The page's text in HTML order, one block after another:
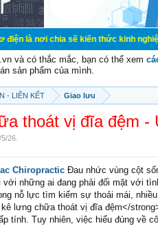
chia sẽ kiến thức kinh nghiệm
và có thắc mắc, bạn có thể xem
sản phẩm của mình.
- LIÊN KẾT Giao lưu
thoát vị đĩa đệm -
5/26
Chiropractic Đau nhức vùng cột
với những ai đang phải đối mặt với
nỗ lực tìm kiếm sự thoải mái,
lưng chữa thoát vị đĩa đệm</
tính. Tuy nhiên, việc hiểu đúng về